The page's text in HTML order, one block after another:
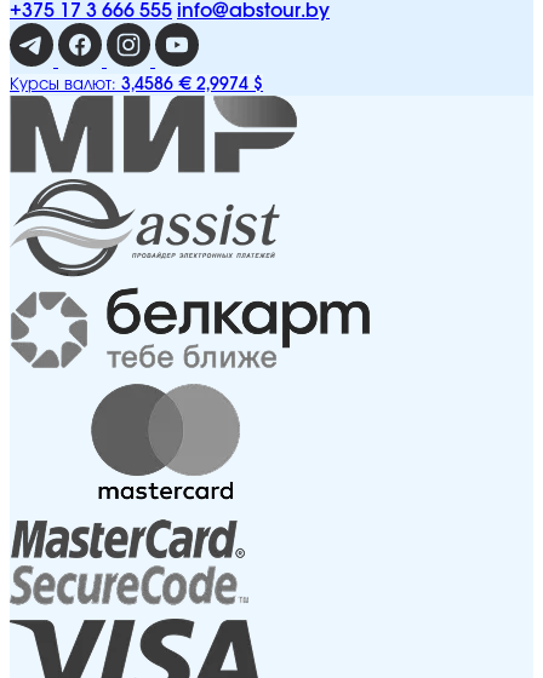
+375 17 3 666 555 info@abstour.by
Курсы валют: 3,4586 € 2,9974 $